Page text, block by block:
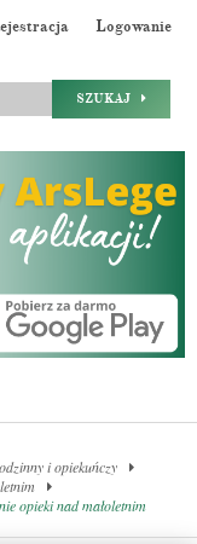
Logowanie
SZUKAJ
i opiekuńczy
opieki nad małoletnim